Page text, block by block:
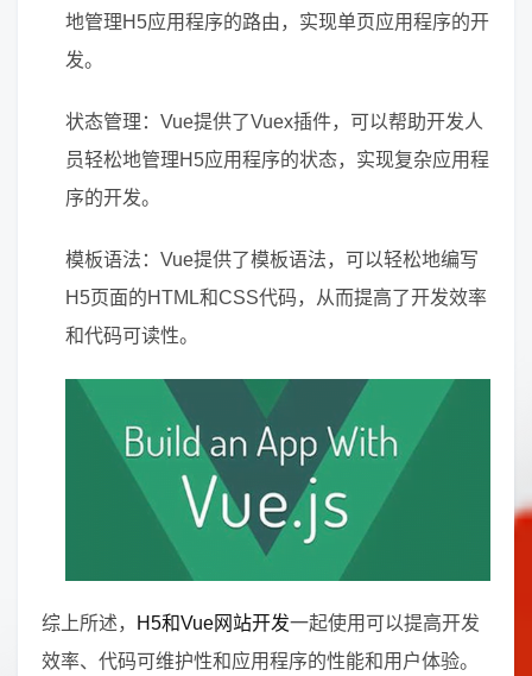
地管理H5应用程序的路由，实现单页应用程序的开
发。
状态管理：Vue提供了Vuex插件，可以帮助开发人
员轻松地管理H5应用程序的状态，实现复杂应用程
序的开发。
模板语法：Vue提供了模板语法，可以轻松地编写
H5页面的HTML和CSS代码，从而提高了开发效率
和代码可读性。
综上所述， H5和Vue网站开发一起使用可以提高开发
效率、代码可维护性和应用程序的性能和用户体验。